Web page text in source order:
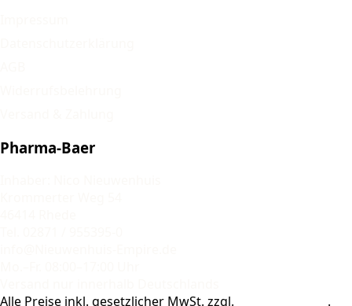
Pharma-Baer
Alle Preise inkl. gesetzlicher MwSt. zzgl.
.